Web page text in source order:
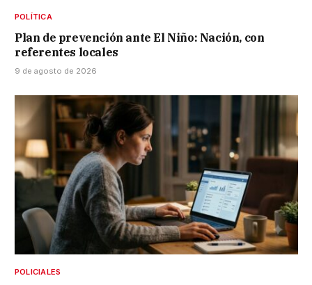
POLÍTICA
Plan de prevención ante El Niño: Nación, con
referentes locales
9 de agosto de 2026
POLICIALES